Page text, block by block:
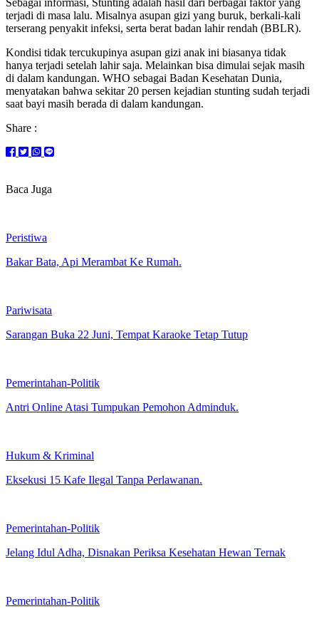
terjadi di masa lalu. Misalnya asupan gizi yang buruk, berkali-kali
terserang penyakit infeksi, serta berat badan lahir rendah (BBLR).
Kondisi tidak tercukupinya asupan gizi anak ini biasanya tidak
hanya terjadi setelah lahir saja. Melainkan bisa dimulai sejak masih
di dalam kandungan. WHO sebagai Badan Kesehatan Dunia,
menyatakan bahwa sekitar 20 persen kejadian stunting sudah terjadi
saat bayi masih berada di dalam kandungan.
Share :
Baca Juga
Peristiwa
Bakar Bata, Api Merambat Ke Rumah.
Pariwisata
Sarangan Buka 22 Juni, Tempat Karaoke Tetap Tutup
Pemerintahan-Politik
Antri Online Atasi Tumpukan Pemohon Adminduk.
Hukum & Kriminal
Eksekusi 15 Kafe Ilegal Tanpa Perlawanan.
Pemerintahan-Politik
Jelang Idul Adha, Disnakan Periksa Kesehatan Hewan Ternak
Pemerintahan-Politik